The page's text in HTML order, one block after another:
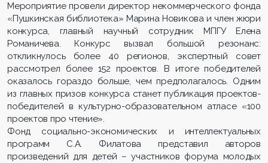
Мероприятие провели директор некоммерческого фонда
«Пушкинская библиотека» Марина Новикова и член жюри
конкурса, главный научный сотрудник МПГУ Елена
Романичева. Конкурс вызвал большой резонанс:
откликнулось более 40 регионов, экспертный совет
рассмотрел более 152 проектов. В итоге победителей
оказалось гораздо больше, чем предполагалось. Одним
из главных призов конкурса станет публикация проектов-
победителей в культурно-образовательном атласе «100
проектов про чтение».
Фонд социально-экономических и интеллектуальных
программ С.А. Филатова представил авторов
произведений для детей – участников форума молодых